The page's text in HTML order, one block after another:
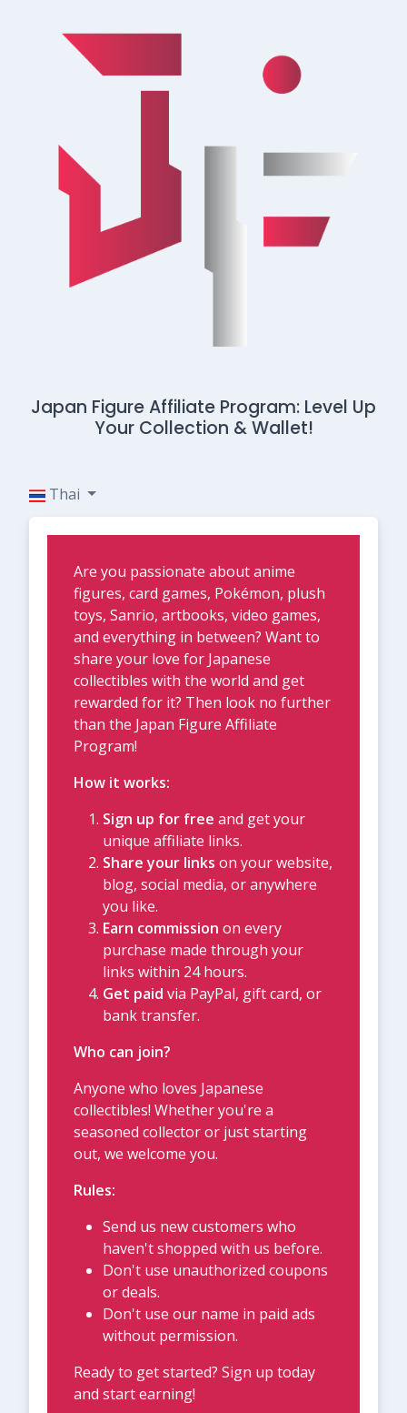
Japan Figure Affiliate Program: Level Up
Your Collection & Wallet!
Thai
Are you passionate about anime
figures, card games, Pokémon, plush
toys, Sanrio, artbooks, video games,
and everything in between? Want to
share your love for Japanese
collectibles with the world and get
rewarded for it? Then look no further
than the Japan Figure Affiliate
Program!
How it works:
Sign up for free and get your
unique affiliate links.
Share your links on your website,
blog, social media, or anywhere
you like.
Earn commission on every
purchase made through your
links within 24 hours.
Get paid via PayPal, gift card, or
bank transfer.
Who can join?
Anyone who loves Japanese
collectibles! Whether you're a
seasoned collector or just starting
out, we welcome you.
Rules:
Send us new customers who
haven't shopped with us before.
Don't use unauthorized coupons
or deals.
Don't use our name in paid ads
without permission.
Ready to get started? Sign up today
and start earning!